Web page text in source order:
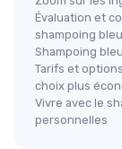
Évaluation et
shampoing bleu
Shampoing
Tarifs et
choix plus
Vivre avec le
personnelles